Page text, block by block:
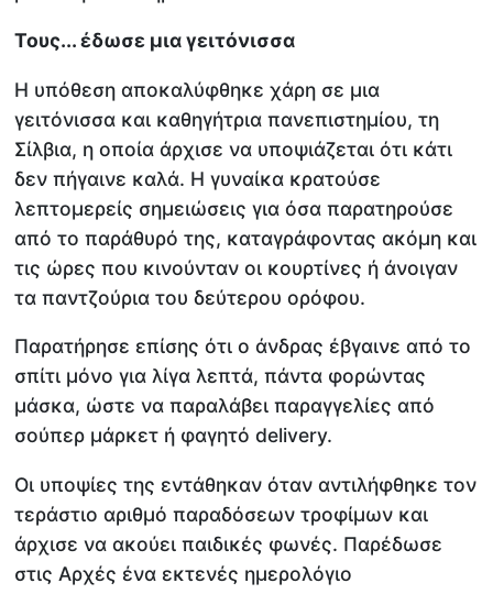
Τους... έδωσε μια γειτόνισσα
Η υπόθεση αποκαλύφθηκε χάρη σε μια
γειτόνισσα και καθηγήτρια πανεπιστημίου, τη
Σίλβια, η οποία άρχισε να υποψιάζεται ότι κάτι
δεν πήγαινε καλά. Η γυναίκα κρατούσε
λεπτομερείς σημειώσεις για όσα παρατηρούσε
από το παράθυρό της, καταγράφοντας ακόμη και
τις ώρες που κινούνταν οι κουρτίνες ή άνοιγαν
τα παντζούρια του δεύτερου ορόφου.
Παρατήρησε επίσης ότι ο άνδρας έβγαινε από το
σπίτι μόνο για λίγα λεπτά, πάντα φορώντας
μάσκα, ώστε να παραλάβει παραγγελίες από
σούπερ μάρκετ ή φαγητό delivery.
Οι υποψίες της εντάθηκαν όταν αντιλήφθηκε τον
τεράστιο αριθμό παραδόσεων τροφίμων και
άρχισε να ακούει παιδικές φωνές. Παρέδωσε
στις Αρχές ένα εκτενές ημερολόγιο